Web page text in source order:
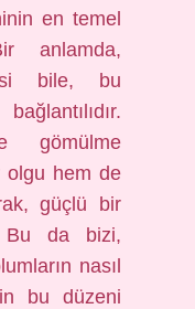
en temel
anlamda,
bile, bu
gömülme
olgu hem de
güçlü bir
Bu da bizi,
nasıl
bu düzeni